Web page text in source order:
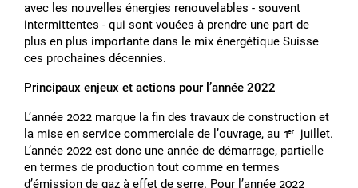
avec les nouvelles énergies renouvelables - souvent
intermittentes - qui sont vouées à prendre une part de
plus en plus importante dans le mix énergétique Suisse
ces prochaines décennies.
Principaux enjeux et actions pour lʼannée 2022
Lʼannée 2022 marque la fin des travaux de construction et
la mise en service commerciale de lʼouvrage, au 1er
juillet.
Lʼannée 2022 est donc une année de démarrage, partielle
en termes de production tout comme en termes
dʼémission de gaz à effet de serre. Pour lʼannée 2022